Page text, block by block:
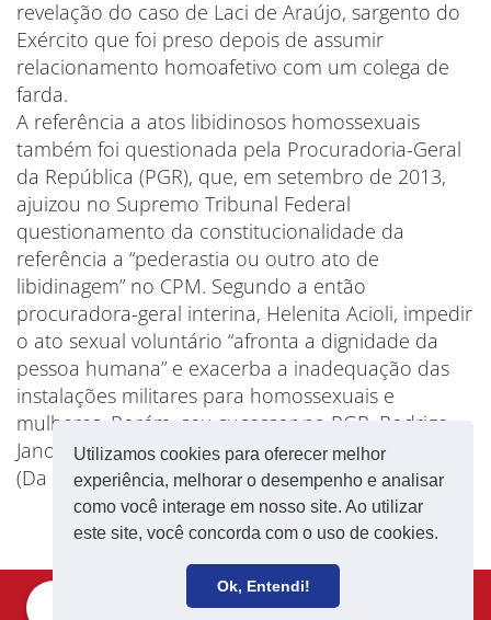
Utilizamos cookies para oferecer melhor
experiência, melhorar o desempenho e analisar
como você interage em nosso site. Ao utilizar
este site, você concorda com o uso de cookies.
Ok, Entendi!
revelação do caso de Laci de Araújo, sargento do
Exército que foi preso depois de assumir
relacionamento homoafetivo com um colega de
farda.
A referência a atos libidinosos homossexuais
também foi questionada pela Procuradoria-Geral
da República (PGR), que, em setembro de 2013,
ajuizou no Supremo Tribunal Federal
questionamento da constitucionalidade da
referência a “pederastia ou outro ato de
libidinagem” no CPM. Segundo a então
procuradora-geral interina, Helenita Acioli, impedir
o ato sexual voluntário “afronta a dignidade da
pessoa humana” e exacerba a inadequação das
instalações militares para homossexuais e
mulheres. Porém, seu sucessor na PGR, Rodrigo
Janot, pediu o arquivamento da ação.
(Da Agência Senado)
Receba notícias